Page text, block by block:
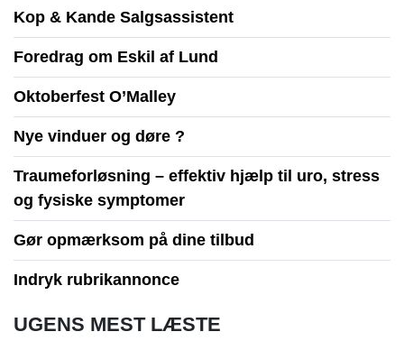
Kop & Kande Salgsassistent
Foredrag om Eskil af Lund
Oktoberfest O’Malley
Nye vinduer og døre ?
Traumeforløsning – effektiv hjælp til uro, stress
og fysiske symptomer
Gør opmærksom på dine tilbud
Indryk rubrikannonce
UGENS MEST LÆSTE